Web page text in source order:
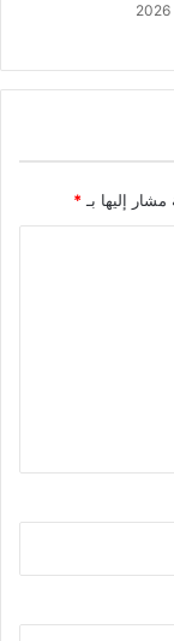
مشار إليها بـ*